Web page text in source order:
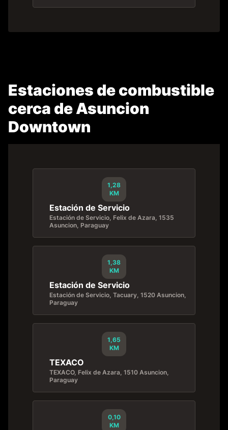
Estaciones de combustible
cerca de Asuncion
Downtown
1,28
KM
Estación de Servicio
Estación de Servicio, Felix de Azara, 1535
Asuncion, Paraguay
1,38
KM
Estación de Servicio
Estación de Servicio, Tacuary, 1520 Asuncion,
Paraguay
1,65
KM
TEXACO
TEXACO, Felix de Azara, 1510 Asuncion,
Paraguay
0,10
KM